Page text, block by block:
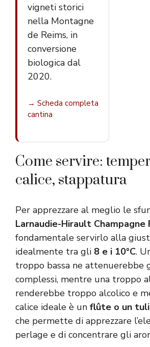
vigneti storici
nella Montagne
de Reims, in
conversione
biologica dal
2020.
→ Scheda completa
cantina
Come servire:
calice, stappatura
Per apprezzare al meglio le
Larnaudie-Hirault Champagne
fondamentale servirlo alla
idealmente tra gli 8 e i 10°C.
troppo bassa ne attenuerebbe
complessi, mentre una troppo
renderebbe troppo alcolico e
calice ideale è un flûte o un
che permette di apprezzare
perlage e di concentrare gli